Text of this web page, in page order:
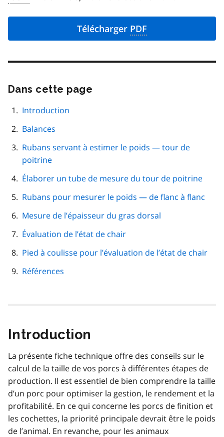
Télécharger PDF
Dans cette page
Introduction
Balances
Rubans servant à estimer le poids — tour de
poitrine
Élaborer un tube de mesure du tour de poitrine
Rubans pour mesurer le poids — de flanc à flanc
Mesure de l’épaisseur du gras dorsal
Évaluation de l’état de chair
Pied à coulisse pour l’évaluation de l’état de chair
Références
Introduction
La présente fiche technique offre des conseils sur le
calcul de la taille de vos porcs à différentes étapes de
production. Il est essentiel de bien comprendre la taille
d’un porc pour optimiser la gestion, le rendement et la
profitabilité. En ce qui concerne les porcs de finition et
les cochettes, la priorité principale devrait être le poids
de l’animal. En revanche, pour les animaux